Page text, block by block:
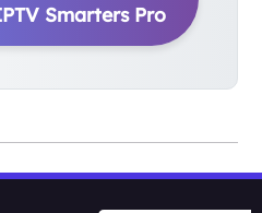
Smarters Pro